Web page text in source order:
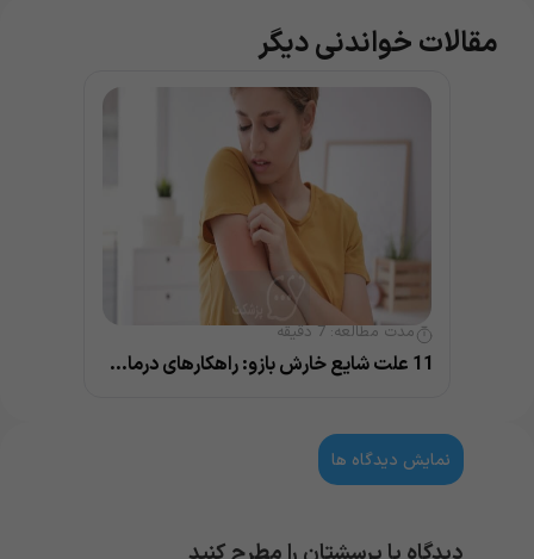
مقالات خواندنی دیگر
مدت مطالعه:7 دقیقه
11 علت شایع خارش بازو: راهکارهای درمان خانگی
نمایش دیدگاه ها